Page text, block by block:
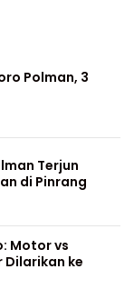
Polman, 3
Terjun
di Pinrang
Motor vs
Dilarikan ke